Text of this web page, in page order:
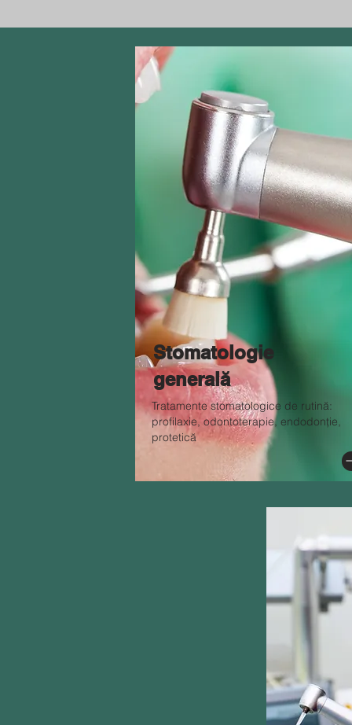
Stomatologie
generală
Tratamente stomatologice de rutină:
profilaxie, odontoterapie, endodonție,
protetică